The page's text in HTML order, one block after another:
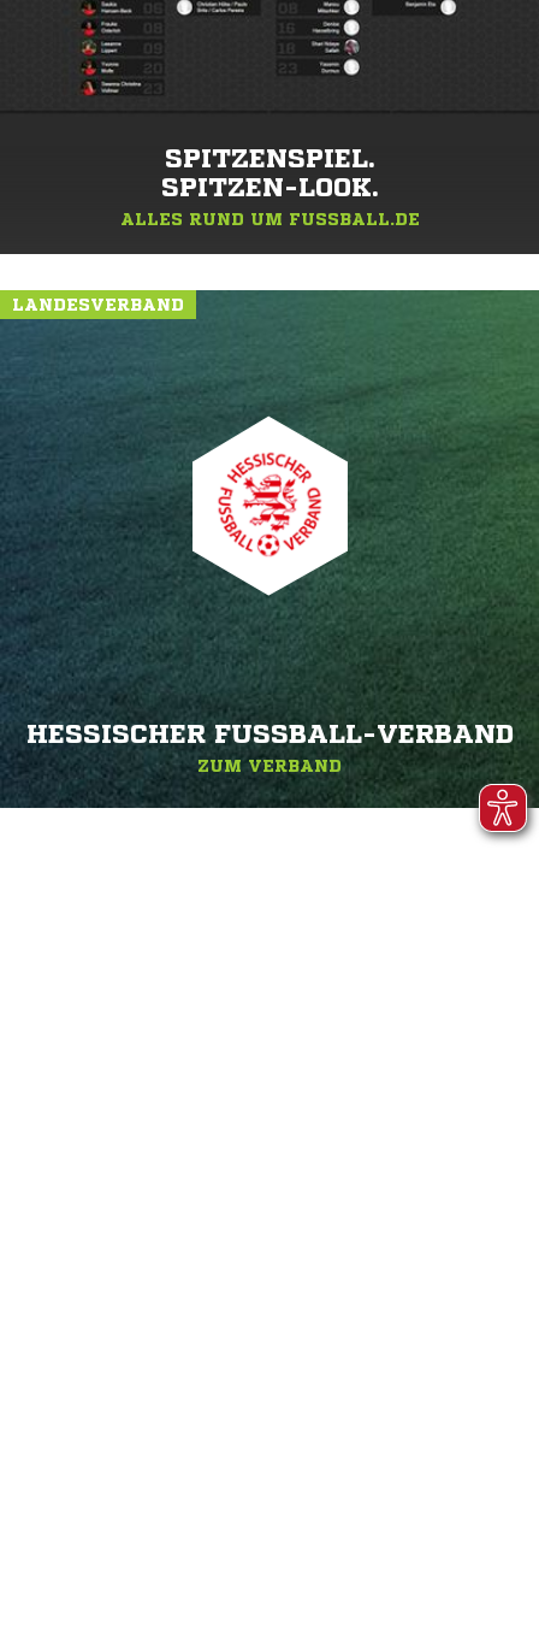
SPITZENSPIEL.
SPITZEN-LOOK.
ALLES RUND UM FUSSBALL.DE
LANDESVERBAND
HESSISCHER FUSSBALL-VERBAND
ZUM VERBAND